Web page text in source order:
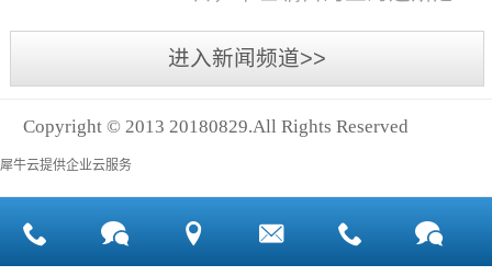
览城是本次峰会举办的核心
区域，主要囊括了奥体中
心、国际博览中心、超高层
双塔酒店和地铁上盖物业，
奇想花园、探险岛、宝藏
湾、明日世界和梦幻世界，
开神秘面纱。根据迪斯尼官
球接待人数最多的迪斯尼乐
园！ 位于浦东新区川...
进入新闻频道>>
Copyright © 2013 20180829.All Rights Reserved
犀牛云提供企业云服务